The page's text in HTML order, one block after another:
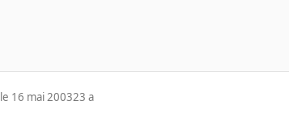
le 16 mai 200323 a